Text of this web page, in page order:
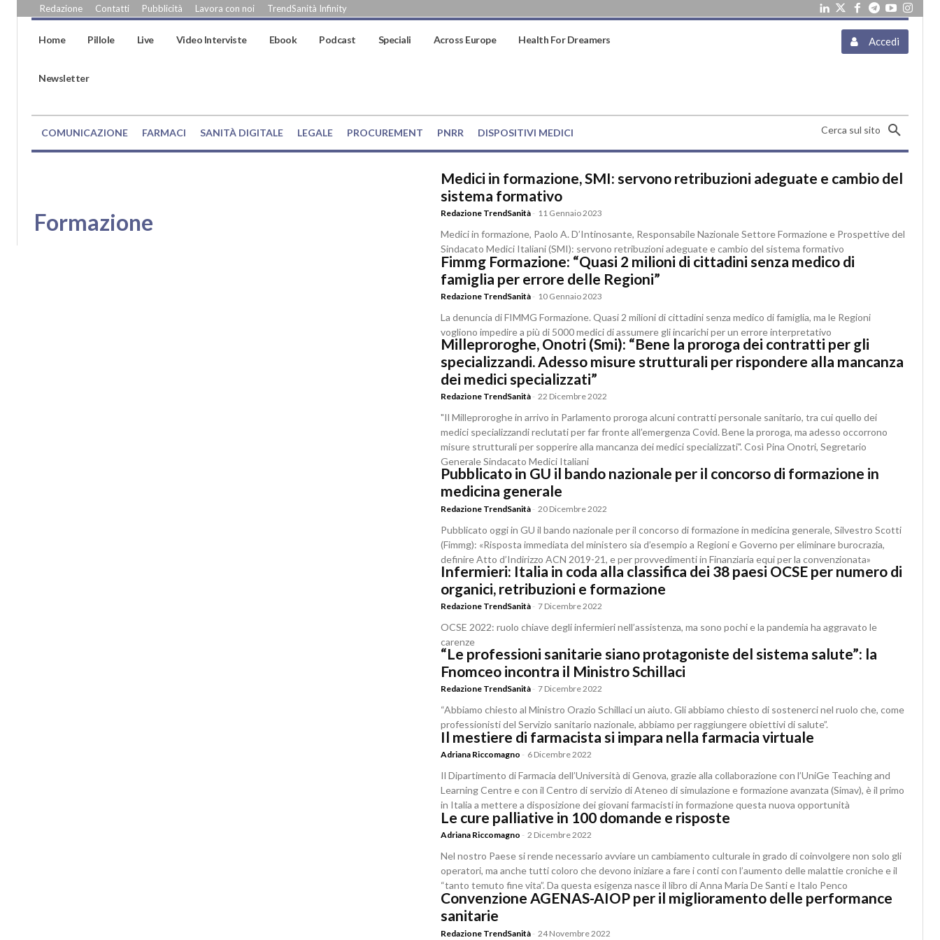
Redazione Contatti Pubblicità Lavora con noi TrendSanità Infinity
Home Pillole Live Video Interviste Ebook Podcast Speciali Across Europe Health For Dreamers
Newsletter
Accedi
COMUNICAZIONE FARMACI SANITÀ DIGITALE LEGALE PROCUREMENT PNRR DISPOSITIVI MEDICI Cerca sul sito
Formazione
Medici in formazione, SMI: servono retribuzioni adeguate e cambio del
sistema formativo
Redazione TrendSanità - 11 Gennaio 2023
Medici in formazione, Paolo A. D’Intinosante, Responsabile Nazionale Settore Formazione e Prospettive del
Sindacato Medici Italiani (SMI): servono retribuzioni adeguate e cambio del sistema formativo
Fimmg Formazione: “Quasi 2 milioni di cittadini senza medico di
famiglia per errore delle Regioni”
Redazione TrendSanità - 10 Gennaio 2023
La denuncia di FIMMG Formazione. Quasi 2 milioni di cittadini senza medico di famiglia, ma le Regioni
vogliono impedire a più di 5000 medici di assumere gli incarichi per un errore interpretativo
Milleproroghe, Onotri (Smi): “Bene la proroga dei contratti per gli
specializzandi. Adesso misure strutturali per rispondere alla mancanza
dei medici specializzati”
Redazione TrendSanità - 22 Dicembre 2022
"Il Milleproroghe in arrivo in Parlamento proroga alcuni contratti personale sanitario, tra cui quello dei
medici specializzandi reclutati per far fronte all’emergenza Covid. Bene la proroga, ma adesso occorrono
misure strutturali per sopperire alla mancanza dei medici specializzati". Così Pina Onotri, Segretario
Generale Sindacato Medici Italiani
Pubblicato in GU il bando nazionale per il concorso di formazione in
medicina generale
Redazione TrendSanità - 20 Dicembre 2022
Pubblicato oggi in GU il bando nazionale per il concorso di formazione in medicina generale, Silvestro Scotti
(Fimmg): «Risposta immediata del ministero sia d’esempio a Regioni e Governo per eliminare burocrazia,
definire Atto d’Indirizzo ACN 2019-21, e per provvedimenti in Finanziaria equi per la convenzionata»
Infermieri: Italia in coda alla classifica dei 38 paesi OCSE per numero di
organici, retribuzioni e formazione
Redazione TrendSanità - 7 Dicembre 2022
OCSE 2022: ruolo chiave degli infermieri nell’assistenza, ma sono pochi e la pandemia ha aggravato le
carenze
“Le professioni sanitarie siano protagoniste del sistema salute”: la
Fnomceo incontra il Ministro Schillaci
Redazione TrendSanità - 7 Dicembre 2022
“Abbiamo chiesto al Ministro Orazio Schillaci un aiuto. Gli abbiamo chiesto di sostenerci nel ruolo che, come
professionisti del Servizio sanitario nazionale, abbiamo per raggiungere obiettivi di salute”.
Il mestiere di farmacista si impara nella farmacia virtuale
Adriana Riccomagno - 6 Dicembre 2022
Il Dipartimento di Farmacia dell’Università di Genova, grazie alla collaborazione con l’UniGe Teaching and
Learning Centre e con il Centro di servizio di Ateneo di simulazione e formazione avanzata (Simav), è il primo
in Italia a mettere a disposizione dei giovani farmacisti in formazione questa nuova opportunità
Le cure palliative in 100 domande e risposte
Adriana Riccomagno - 2 Dicembre 2022
Nel nostro Paese si rende necessario avviare un cambiamento culturale in grado di coinvolgere non solo gli
operatori, ma anche tutti coloro che devono iniziare a fare i conti con l’aumento delle malattie croniche e il
“tanto temuto fine vita”. Da questa esigenza nasce il libro di Anna Maria De Santi e Italo Penco
Convenzione AGENAS-AIOP per il miglioramento delle performance
sanitarie
Redazione TrendSanità - 24 Novembre 2022